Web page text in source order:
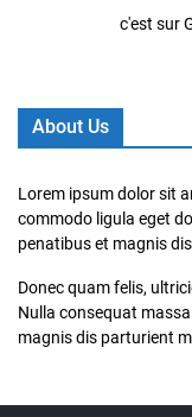
c'est sur
About Us
Lorem ipsum dolor sit
commodo ligula eget
penatibus et magnis
Donec quam felis,
Nulla consequat
magnis dis parturient